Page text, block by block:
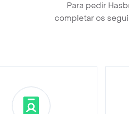
Para pedir
completar os